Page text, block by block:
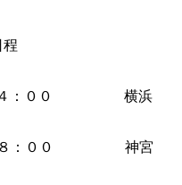
程
１４：００ 横浜
１８：００ 神宮